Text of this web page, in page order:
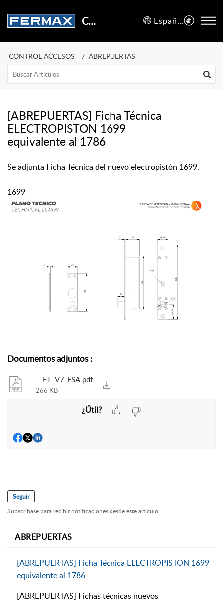
Centro de Soporte Español (España)
CONTROL ACCESOS ABREPUERTAS
[ABREPUERTAS] Ficha Técnica
ELECTROPISTON 1699
equivalente al 1786
Se adjunta Ficha Técnica del nuevo electropistón 1699.
1699
Documentos adjuntos:
FT_V7-FSA.pdf
266 KB
¿Útil?
Seguir
Subscríbase para recibir notificaciones desde este artículo.
ABREPUERTAS
[ABREPUERTAS] Ficha Técnica ELECTROPISTON 1699
equivalente al 1786
[ABREPUERTAS] Fichas técnicas nuevos